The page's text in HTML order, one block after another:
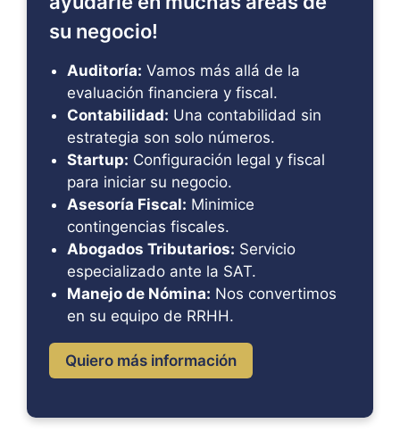
su negocio!
Auditoría: Vamos más allá de la
evaluación financiera y fiscal.
Contabilidad: Una contabilidad sin
estrategia son solo números.
Startup: Configuración legal y fiscal
para iniciar su negocio.
Asesoría Fiscal: Minimice
contingencias fiscales.
Abogados Tributarios: Servicio
especializado ante la SAT.
Manejo de Nómina: Nos convertimos
en su equipo de RRHH.
Quiero más información